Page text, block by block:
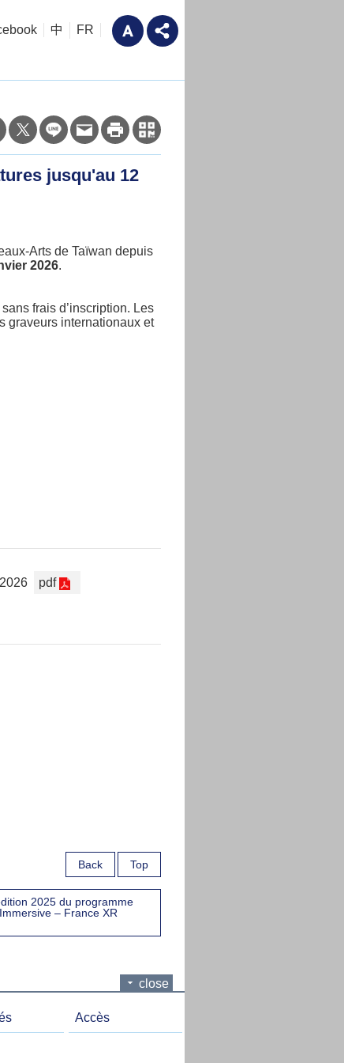
中 FR
jusqu'au 12
Arts de Taïwan depuis
2026.
frais d’inscription. Les
graveurs internationaux et
pdf
Back Top
2025 du programme
– France XR
close
Accès